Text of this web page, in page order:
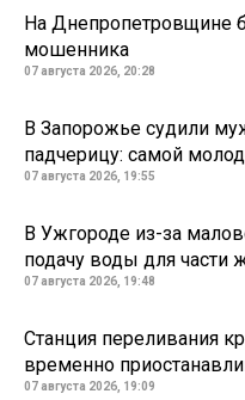
На Днепропетровщине
мошенника
07 августа 2026, 20:28
В Запорожье судили
падчерицу: самой
07 августа 2026, 19:55
В Ужгороде из-за
подачу воды для части
07 августа 2026, 19:48
Станция переливания
временно
07 августа 2026, 19:09